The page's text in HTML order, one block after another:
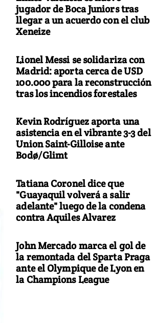
jugador de Boca Juniors tras
llegar a un acuerdo con el club
Xeneize
Lionel Messi se solidariza con
Madrid: aporta cerca de USD
100.000 para la reconstrucción
tras los incendios forestales
Kevin Rodríguez aporta una
asistencia en el vibrante 3-3 del
Union Saint-Gilloise ante
Bodø/Glimt
Tatiana Coronel dice que
"Guayaquil volverá a salir
adelante" luego de la condena
contra Aquiles Alvarez
John Mercado marca el gol de
la remontada del Sparta Praga
ante el Olympique de Lyon en
la Champions League